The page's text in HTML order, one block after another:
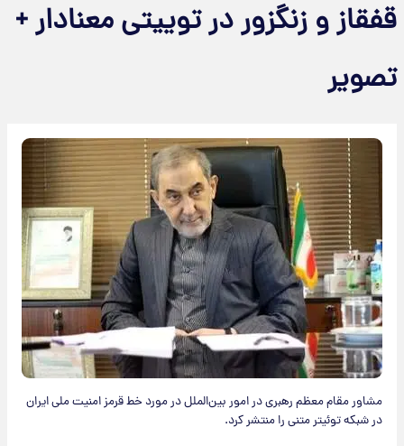
قفقاز و زنگزور در توییتی معنادار +
تصویر
مشاور مقام معظم رهبری در امور بین‌الملل در مورد خط قرمز امنیت ملی ایران
در شبکه توئیتر متنی را منتشر کرد.